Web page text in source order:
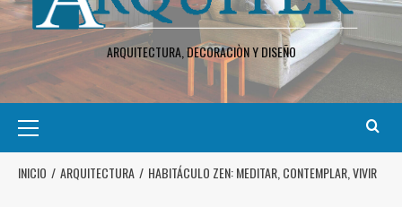
ARQUITECTURA, DECORACIÒN Y DISEÑO
INICIO ARQUITECTURA HABITÁCULO ZEN: MEDITAR, CONTEMPLAR, VIVIR